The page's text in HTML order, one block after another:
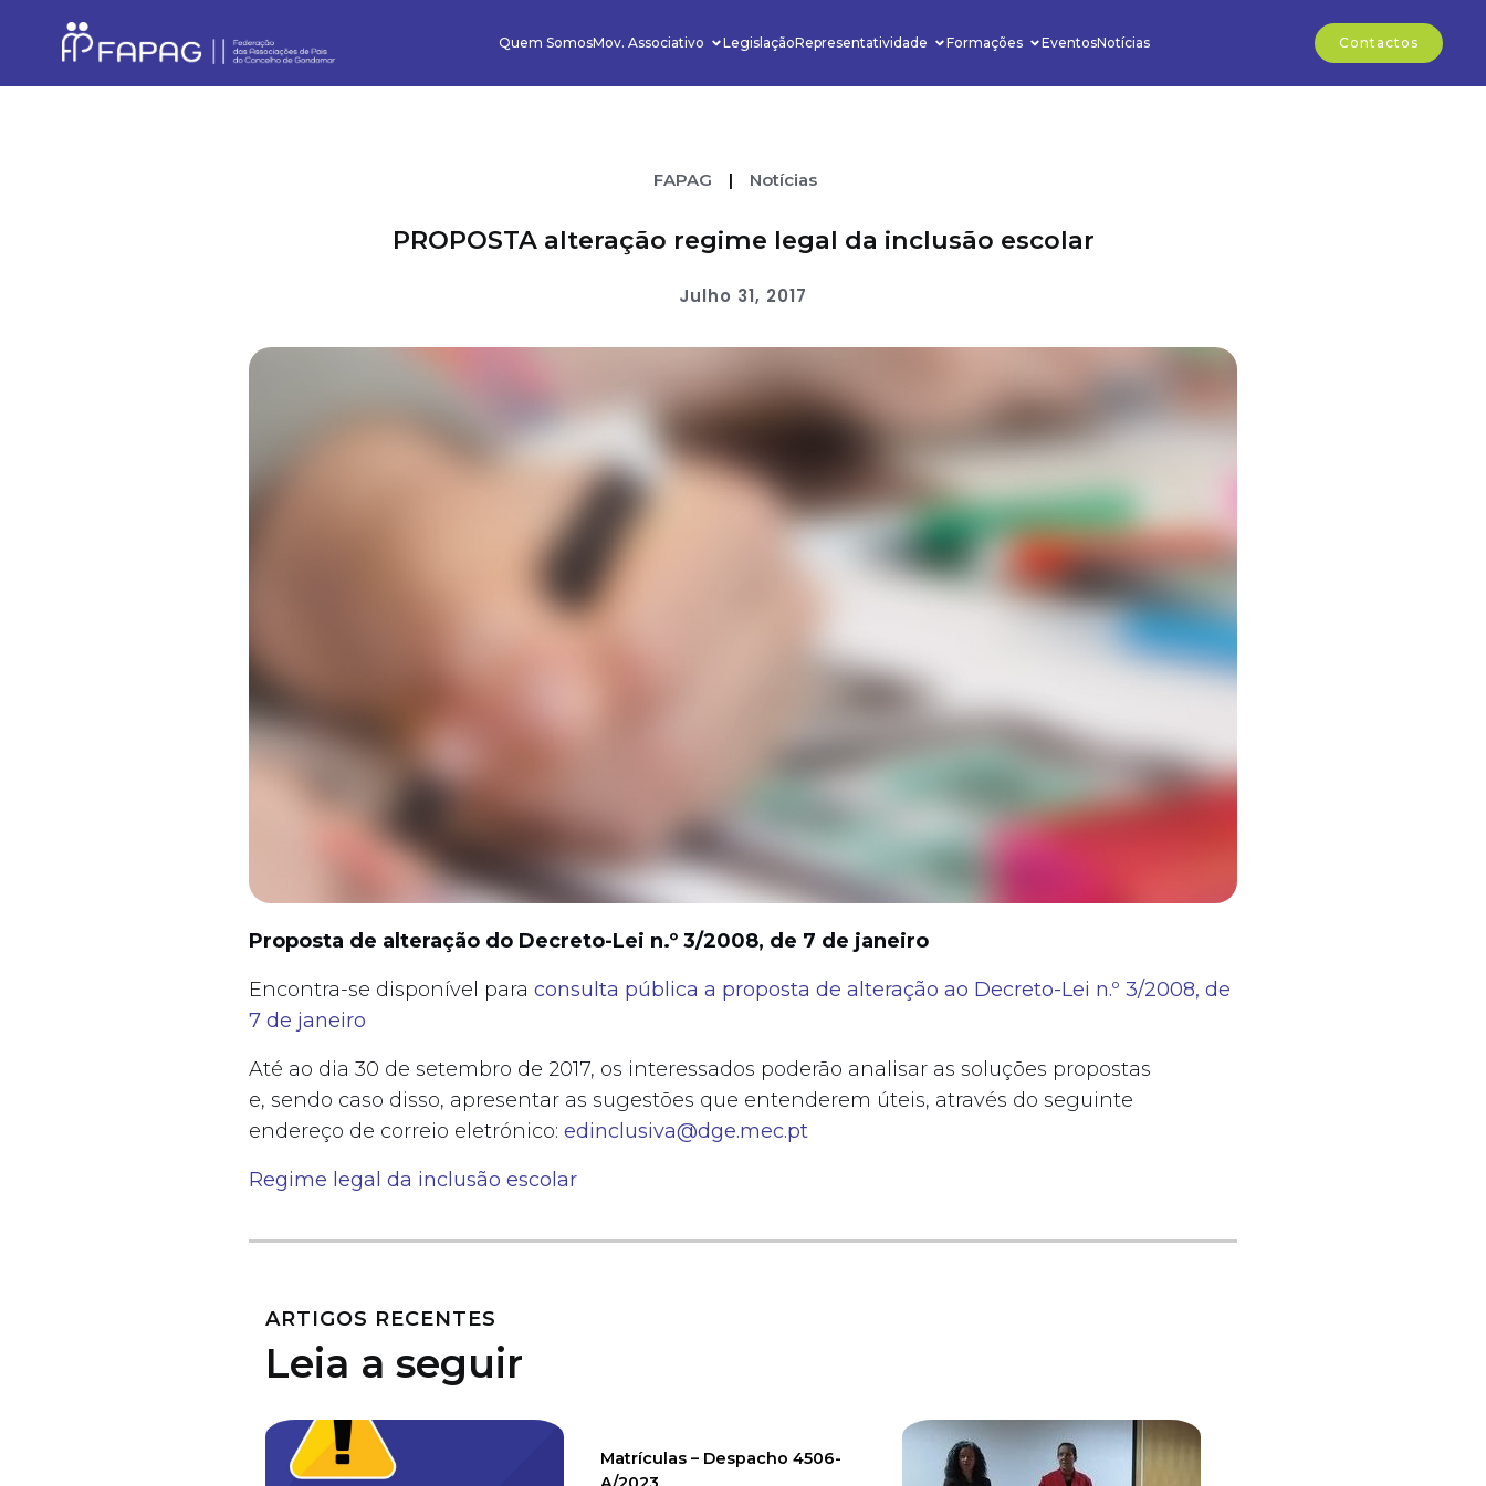
Quem SomosMov. Associativo LegislaçãoRepresentatividade Formações EventosNotícias Contactos
FAPAG | Notícias
PROPOSTA alteração regime legal da inclusão escolar
Julho 31, 2017
Proposta de alteração do Decreto-Lei n.º 3/2008, de 7 de janeiro
Encontra-se disponível para consulta pública a proposta de alteração ao Decreto-Lei n.º 3/2008, de
7 de janeiro
Até ao dia 30 de setembro de 2017, os interessados poderão analisar as soluções propostas
e, sendo caso disso, apresentar as sugestões que entenderem úteis, através do seguinte
endereço de correio eletrónico: edinclusiva@dge.mec.pt
Regime legal da inclusão escolar
ARTIGOS RECENTES
Leia a seguir
Matrículas – Despacho 4506-